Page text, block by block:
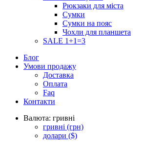
Рюкзаки для міста
Сумки
Сумки на пояс
Чохли для планшета
SALE 1+1=3
Блог
Умови продажу
Доставка
Оплата
Faq
Контакти
Валюта: гривні
гривні (грн)
долари ($)